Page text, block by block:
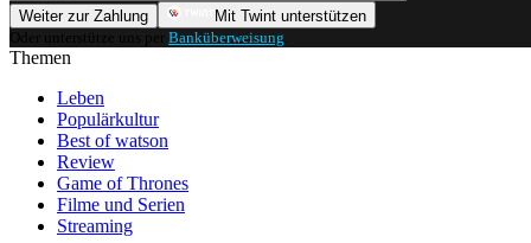
Weiter zur Zahlung
Mit Twint unterstützen
Oder unterstütze uns per Banküberweisung
Themen
Leben
Populärkultur
Best of watson
Review
Game of Thrones
Filme und Serien
Streaming